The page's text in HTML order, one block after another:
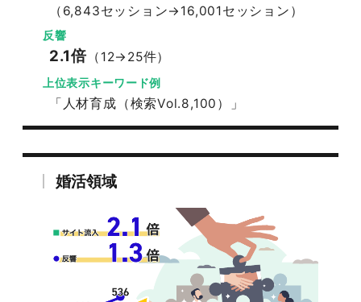
（6,843セッション→16,001セッション）
反響
2.1倍 （12→25件）
上位表示キーワード例
「人材育成（検索Vol.8,100）」
婚活領域